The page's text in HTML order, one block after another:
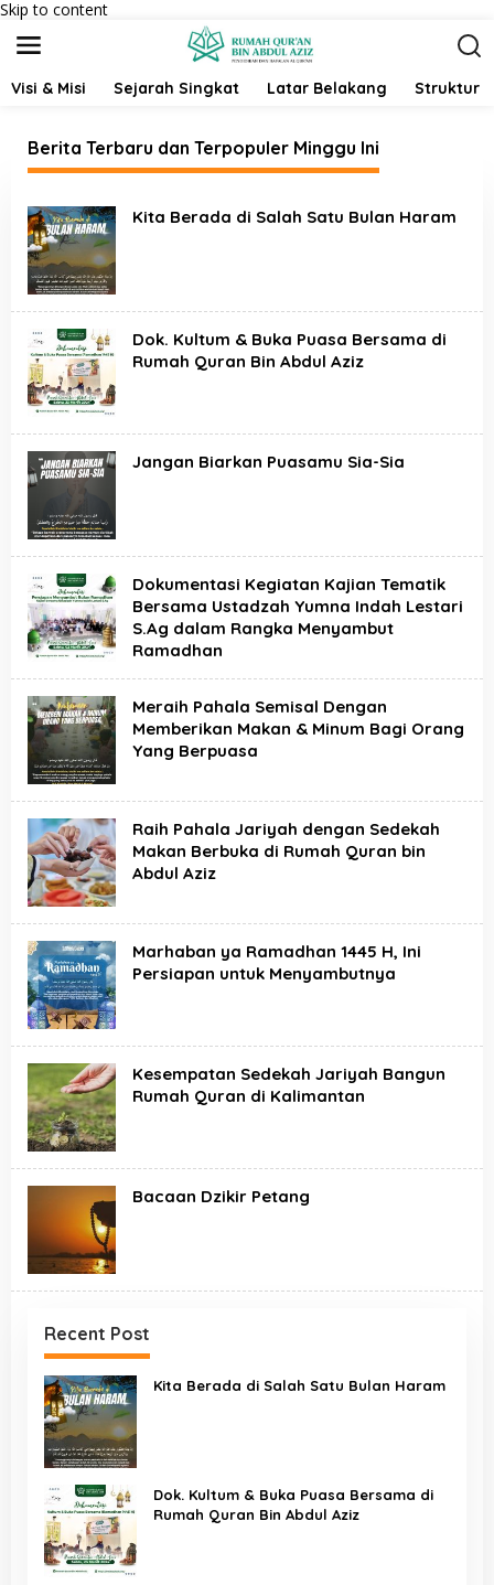
Skip to content
Visi & Misi Sejarah Singkat Latar Belakang Struktur
Berita Terbaru dan Terpopuler Minggu Ini
i
t
u
s
R
a
h
Q
u
r
a
n
b
i
A
b
d
A
z
i
z
Kita Berada di Salah Satu Bulan Haram
Dok. Kultum & Buka Puasa Bersama di
Rumah Quran Bin Abdul Aziz
Jangan Biarkan Puasamu Sia-Sia
Dokumentasi Kegiatan Kajian Tematik
Bersama Ustadzah Yumna Indah Lestari
S.Ag dalam Rangka Menyambut
Ramadhan
Meraih Pahala Semisal Dengan
Memberikan Makan & Minum Bagi Orang
Yang Berpuasa
Raih Pahala Jariyah dengan Sedekah
Makan Berbuka di Rumah Quran bin
Abdul Aziz
Marhaban ya Ramadhan 1445 H, Ini
Persiapan untuk Menyambutnya
Kesempatan Sedekah Jariyah Bangun
Rumah Quran di Kalimantan
Bacaan Dzikir Petang
Recent Post
Kita Berada di Salah Satu Bulan Haram
Dok. Kultum & Buka Puasa Bersama di
Rumah Quran Bin Abdul Aziz